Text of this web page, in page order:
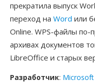
прекратила выпуск
переход на Word или
Online. WPS-файлы по-
архивах документов
LibreOffice и старых
Разработчик: Microsoft